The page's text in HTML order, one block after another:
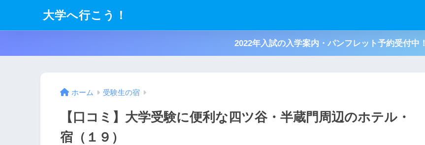
大学へ行こう！
2022年入試の入学案内・パンフレット予約受付中！
ホーム 受験生の宿
【口コミ】大学受験に便利な四ツ谷・半蔵門周辺のホテル・
宿（１９）